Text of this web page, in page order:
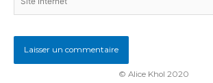
Internet
© Alice Khol 2020